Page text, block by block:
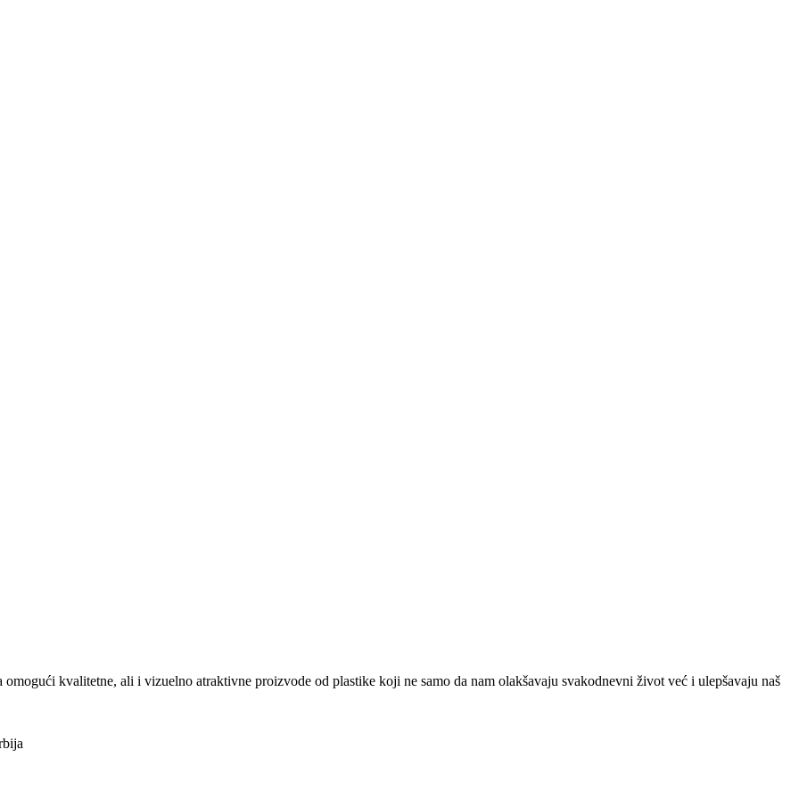
kvalitetne, ali i vizuelno atraktivne proizvode od plastike koji ne samo da nam olakšavaju svakodnevni život već i ulepšavaju naš